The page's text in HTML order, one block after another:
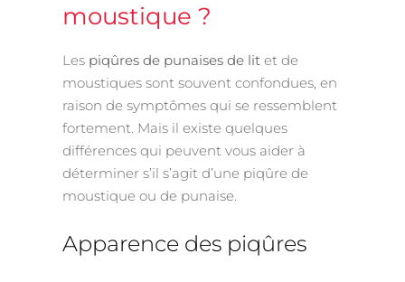
moustique ?
Les piqûres de punaises de litet de
moustiques sont souvent confondues, en
raison de symptômes qui se ressemblent
fortement. Mais il existe quelques
différences qui peuvent vous aider à
déterminer s’il s’agit d’une piqûre de
moustique ou de punaise.
Apparence des piqûres